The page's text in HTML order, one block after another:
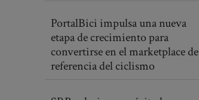
PortalBici impulsa una nueva
etapa de crecimiento para
convertirse en el marketplace de
referencia del ciclismo